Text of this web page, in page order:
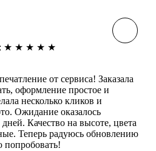
: ★ ★ ★ ★ ★
от сервиса! Заказала
оформление простое и
несколько кликов и
Ожидание оказалось
Качество на высоте, цвета
Теперь радуюсь обновлению